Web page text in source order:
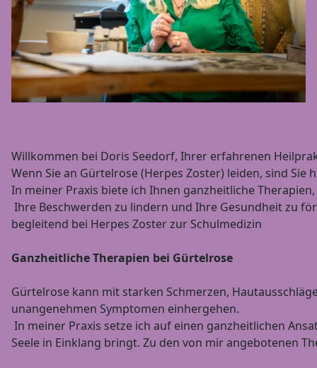
Willkommen bei Doris Seedorf, Ihrer erfahrenen
Wenn Sie an Gürtelrose (Herpes Zoster) leiden, sind Sie
In meiner Praxis biete ich Ihnen ganzheitliche
Ihre Beschwerden zu lindern und Ihre Gesundheit zu
begleitend bei Herpes Zoster zur Schulmedizin
Ganzheitliche Therapien bei Gürtelrose
Gürtelrose kann mit starken Schmerzen,
unangenehmen Symptomen einhergehen.
In meiner Praxis setze ich auf einen ganzheitlichen
Seele in Einklang bringt. Zu den von mir angebotenen